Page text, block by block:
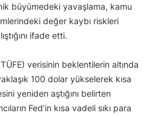
büyümedeki yavaşlama, kamu
değer kaybı riskleri
ifade etti.
verisinin beklentilerin altında
100 dolar yükselerek kısa
yeniden aştığını belirten
Fed’in kısa vadeli sıkı para